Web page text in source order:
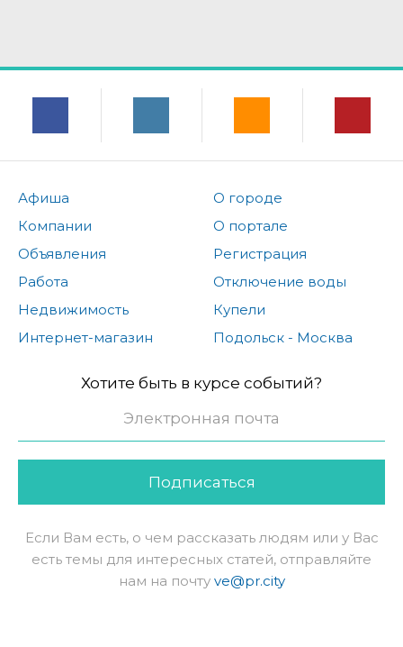
Афиша
Компании
Объявления
Работа
Недвижимость
Интернет-магазин
О городе
О портале
Регистрация
Отключение воды
Купели
Подольск - Москва
Хотите быть в курсе событий?
Подписаться
Если Вам есть, о чем рассказать людям или у Вас
есть темы для интересных статей, отправляйте
нам на почту ve@pr.city